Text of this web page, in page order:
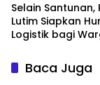
Selain Santunan,
Lutim Siapkan
Logistik bagi
Baca Juga